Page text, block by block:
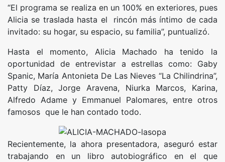
“El programa se realiza en un 100% en exteriores, pues
Alicia se traslada hasta el rincón más íntimo de cada
invitado: su hogar, su espacio, su familia”, puntualizó.
Hasta el momento, Alicia Machado ha tenido la
oportunidad de entrevistar a estrellas como: Gaby
Spanic, María Antonieta De Las Nieves “La Chilindrina”,
Patty Díaz, Jorge Aravena, Niurka Marcos, Karina,
Alfredo Adame y Emmanuel Palomares, entre otros
famosos que le han contado todo.
Recientemente, la ahora presentadora, aseguró estar
trabajando en un libro autobiográfico en el que